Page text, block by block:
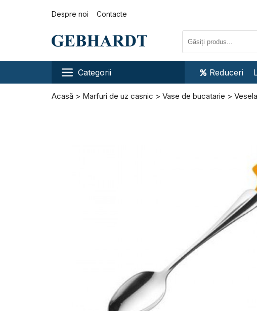
Despre noi Contacte
Categorii Reduceri
Acasă Marfuri de uz casnic Vase de bucatarie